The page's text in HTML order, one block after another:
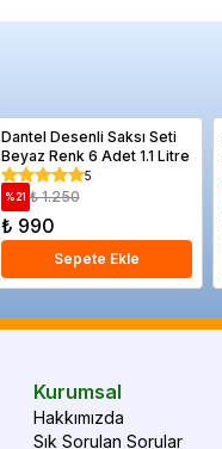
Dantel Desenli Saksı Seti
Beyaz Renk 6 Adet 1.1 Litre
5
%21 ₺ 1.250
₺ 990
Sepete Ekle
Kurumsal
Hakkımızda
Sık Sorulan Sorular